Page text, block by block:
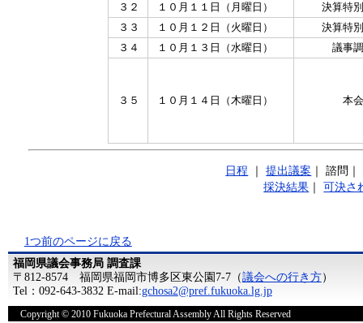
３２
１０月１１日（月曜日）
決算特
３３
１０月１２日（火曜日）
決算特
３４
１０月１３日（水曜日） 議事
３５ １０月１４日（木曜日） 本
日程 ｜提出議案 ｜諮問｜
採決結果 ｜可決さ
1つ前のページに戻る
福岡県議会事務局 調査課
〒812-8574 福岡県福岡市博多区東公園7-7（議会への行き方）
Tel：092-643-3832 E-mail:gchosa2@pref.fukuoka.lg.jp
Copyright © 2010 Fukuoka Prefectural Assembly All Rights Reserved